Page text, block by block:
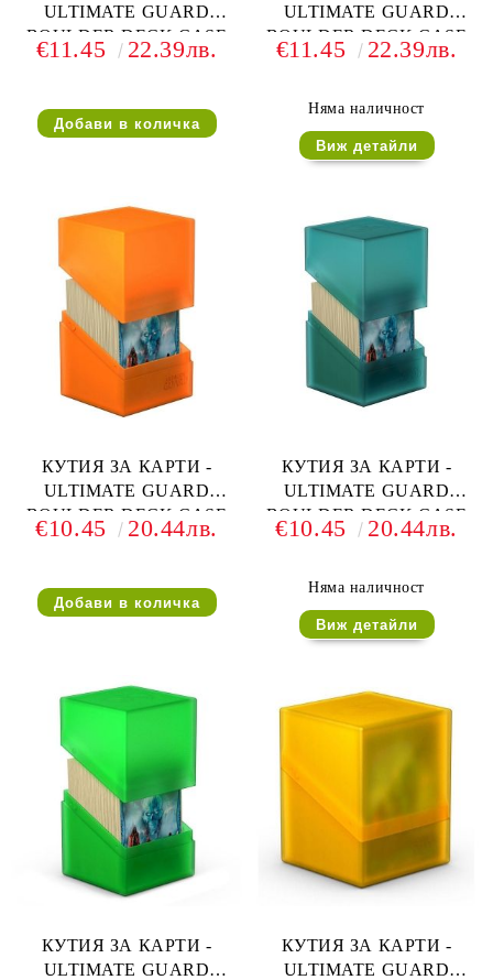
ULTIMATE GUARD
BOULDER DECK CASE
(за LCG, TCG и др) 100+ -
€11.45 22.39лв.
ULTIMATE GUARD
BOULDER DECK CASE
(за LCG, TCG и др) 100+ -
€11.45 22.39лв.
Няма наличност
Виж детайли
КУТИЯ ЗА КАРТИ -
ULTIMATE GUARD
BOULDER DECK CASE
(за LCG, TCG и др) 100+ -
€10.45 20.44лв.
КУТИЯ ЗА КАРТИ -
ULTIMATE GUARD
BOULDER DECK CASE
(за LCG, TCG и др) 100+ -
€10.45 20.44лв.
Няма наличност
Виж детайли
КУТИЯ ЗА КАРТИ -
ULTIMATE GUARD
КУТИЯ ЗА КАРТИ -
ULTIMATE GUARD